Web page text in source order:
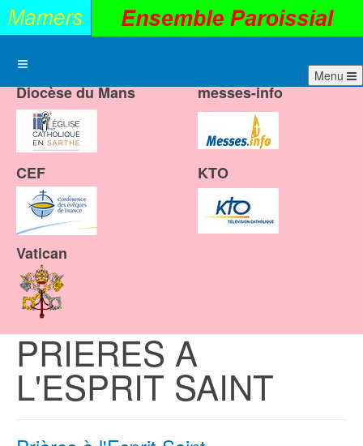
Menu
Diocèse du Mans messes-info
CEF KTO
Vatican
PRIERES A
L'ESPRIT SAINT